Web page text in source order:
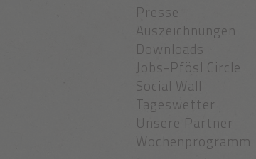
Presse
Auszeichnungen
Downloads
Jobs-Pfösl Circle
Social Wall
Tageswetter
Unsere Partner
Wochenprogramm